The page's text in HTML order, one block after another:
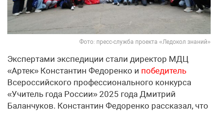
Фото: пресс-служба проекта «Ледокол знаний»
Экспертами экспедиции стали директор МДЦ
«Артек» Константин Федоренко и победитель
Всероссийского профессионального конкурса
«Учитель года России» 2025 года Дмитрий
Баланчуков. Константин Федоренко рассказал, что